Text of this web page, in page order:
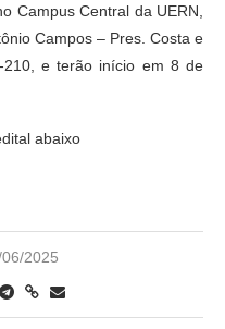
Campus Central da UERN,
Campos – Pres. Costa e
210, e terão início em 8 de
abaixo
2025